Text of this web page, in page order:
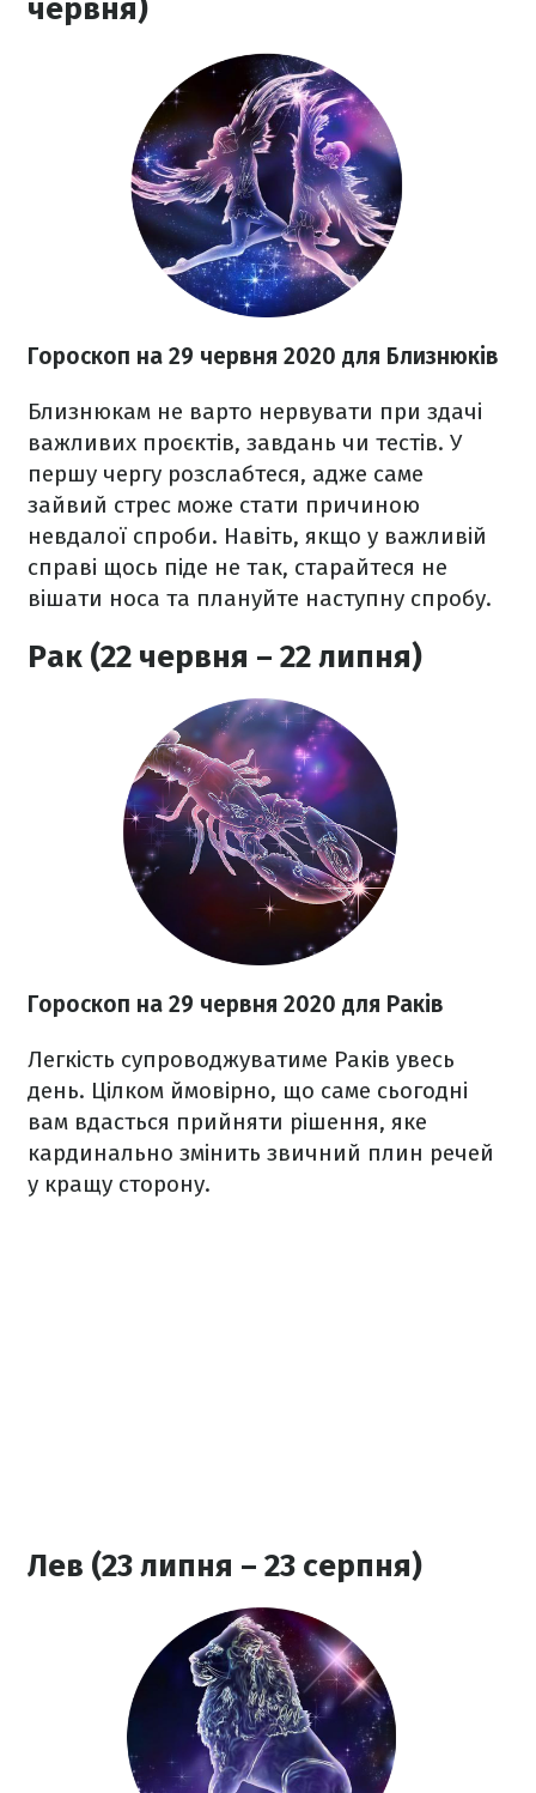
червня)
Гороскоп на 29 червня 2020 для Близнюків
Близнюкам не варто нервувати при здачі
важливих проєктів, завдань чи тестів. У
першу чергу розслабтеся, адже саме
зайвий стрес може стати причиною
невдалої спроби. Навіть, якщо у важливій
справі щось піде не так, старайтеся не
вішати носа та плануйте наступну спробу.
Рак (22 червня – 22 липня)
Гороскоп на 29 червня 2020 для Раків
Легкість супроводжуватиме Раків увесь
день. Цілком ймовірно, що саме сьогодні
вам вдасться прийняти рішення, яке
кардинально змінить звичний плин речей
у кращу сторону.
Лев (23 липня – 23 серпня)